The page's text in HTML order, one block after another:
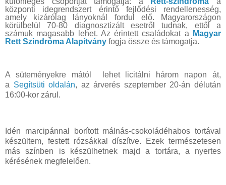
központi idegrendszert érintő fejlődési rendellenesség,
amely kizárólag lányoknál fordul elő. Magyarországon
körülbelül 70-80 diagnosztizált esetről tudnak, ettől a
számuk magasabb lehet. Az érintett családokat a
Magyar
Rett Szindróma Alapítvány fogja össze és támogatja.
A süteményekre mától lehet licitálni három napon át,
a Segítsüti oldalán, az árverés szeptember 20-án délután
16:00-kor zárul.
Idén marcipánnal borított málnás-csokoládéhabos tortával
készültem, festett rózsákkal díszítve. Ezek természetesen
más színben is készülhetnek majd a tortára, a nyertes
kérésének megfelelően.